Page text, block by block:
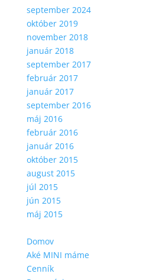
september 2024
október 2019
november 2018
január 2018
september 2017
február 2017
január 2017
september 2016
máj 2016
február 2016
január 2016
október 2015
august 2015
júl 2015
jún 2015
máj 2015
Domov
Aké MINI máme
Cenník